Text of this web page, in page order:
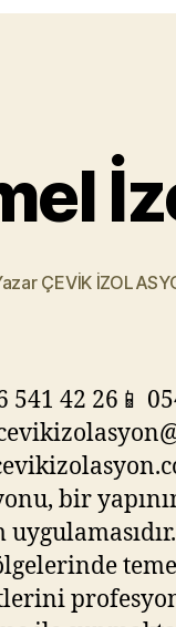
ÇEVİK
541 42 26📱
bir